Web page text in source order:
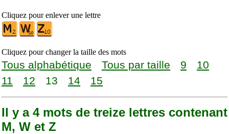
Cliquez pour enlever une lettre
Cliquez pour changer la taille des mots
Tous alphabétique Tous par taille 9
10
11
12 13 14 15
Il y a 4 mots de treize lettres contenant
M, W et Z